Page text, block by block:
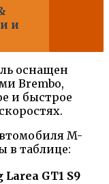
и
оснащен
Brembo,
и быстрое
M-
в таблице:
GT1 S9